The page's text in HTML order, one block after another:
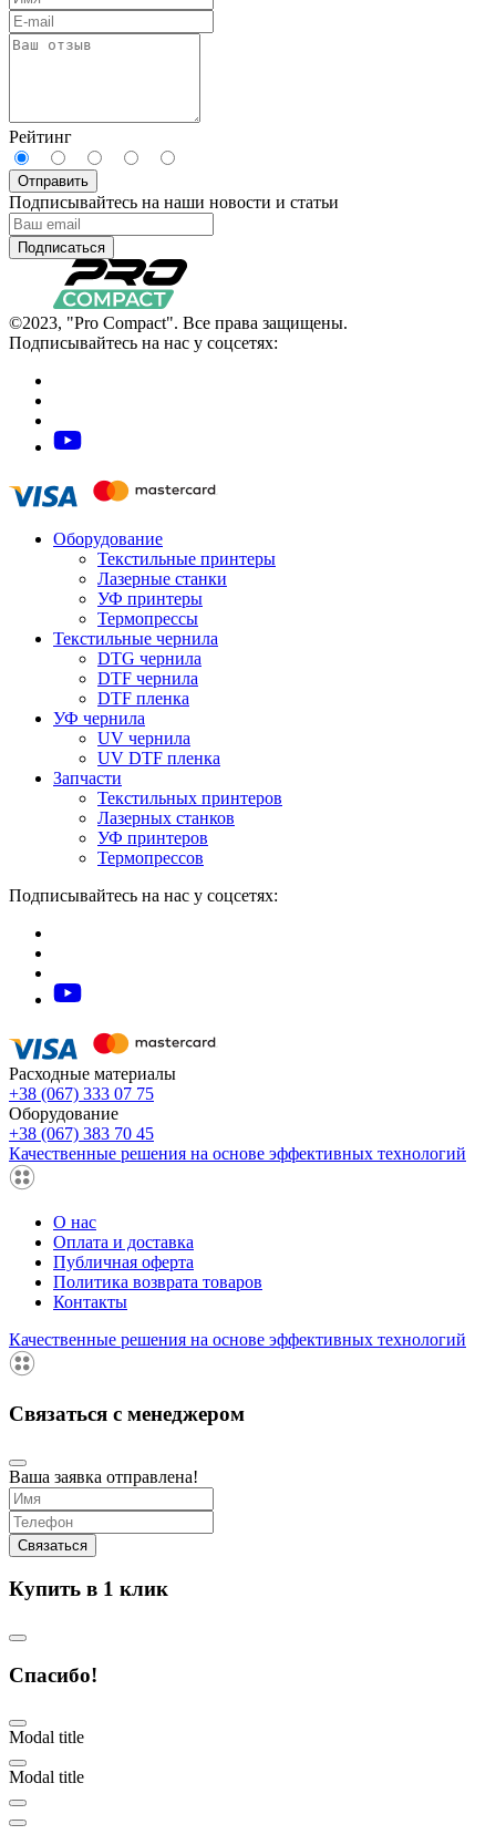
Рейтинг
Отправить
Подписывайтесь на наши новости и статьи
Подписаться
©2023, "Pro Compact". Все права защищены.
Подписывайтесь на нас у соцсетях:
Оборудование
Текстильные принтеры
Лазерные станки
УФ принтеры
Термопрессы
Текстильные чернила
DTG чернила
DTF чернила
DTF пленка
УФ чернила
UV чернила
UV DTF пленка
Запчасти
Текстильных принтеров
Лазерных станков
УФ принтеров
Термопрессов
Подписывайтесь на нас у соцсетях:
Расходные материалы
+38 (067) 333 07 75
Оборудование
+38 (067) 383 70 45
Качественные решения на основе эффективных технологий
О нас
Оплата и доставка
Публичная оферта
Политика возврата товаров
Контакты
Качественные решения на основе эффективных технологий
Связаться с менеджером
Ваша заявка отправлена!
Купить в 1 клик
Спасибо!
Modal title
Modal title